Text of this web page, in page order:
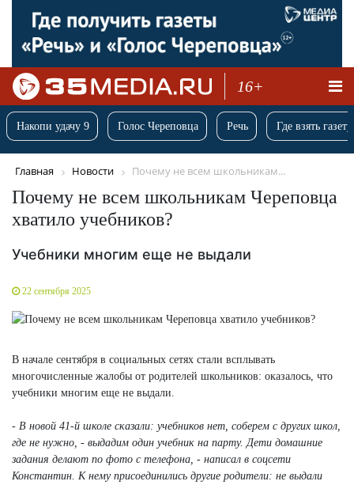
16+
Накопи удачу 9 Голос Череповца Речь Где взять
Главная Новости Почему не всем школьникам...
Почему не всем школьникам Череповца
хватило учебников?
Учебники многим еще не выдали
22 сентября 2025
В начале сентября в социальных сетях стали всплывать
многочисленные жалобы от родителей школьников: оказалось, что
учебники многим еще не выдали.
- В новой 41-й школе сказали: учебников нет, соберем с других школ,
где не нужно, - выдадим один учебник на парту. Дети домашние
задания делают по фото с телефона, - написал в соцсети
Константин. К нему присоединились другие родители: не выдали